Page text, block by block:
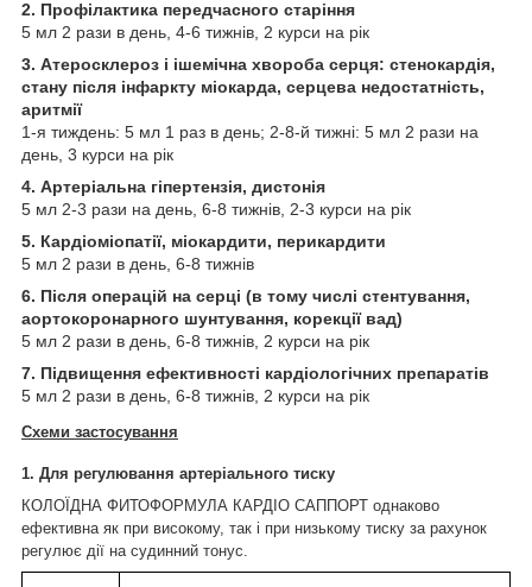
2. Профілактика передчасного старіння
5 мл 2 рази в день, 4-6 тижнів, 2 курси на рік
3. Атеросклероз і ішемічна хвороба серця: стенокардія,
стану після інфаркту міокарда, серцева недостатність,
аритмії
1-я тиждень: 5 мл 1 раз в день; 2-8-й тижні: 5 мл 2 рази на
день, 3 курси на рік
4. Артеріальна гіпертензія, дистонія
5 мл 2-3 рази на день, 6-8 тижнів, 2-3 курси на рік
5. Кардіоміопатії, міокардити, перикардити
5 мл 2 рази в день, 6-8 тижнів
6. Після операцій на серці (в тому числі стентування,
аортокоронарного шунтування, корекції вад)
5 мл 2 рази в день, 6-8 тижнів, 2 курси на рік
7. Підвищення ефективності кардіологічних препаратів
5 мл 2 рази в день, 6-8 тижнів, 2 курси на рік
Схеми застосування
1. Для регулювання артеріального тиску
КОЛОЇДНА ФИТОФОРМУЛА КАРДІО САППОРТ однаково
ефективна як при високому, так і при низькому тиску за рахунок
регулює дії на судинний тонус.